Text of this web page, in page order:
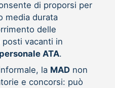
di proporsi per
media durata
delle
vacanti in
personale ATA.
la MADnon
e concorsi: può